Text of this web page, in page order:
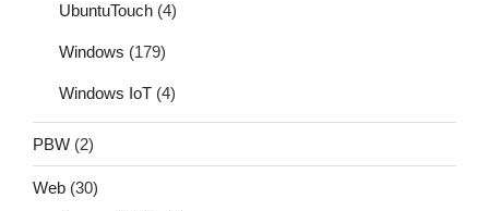
UbuntuTouch (4)
Windows (179)
Windows IoT (4)
PBW (2)
Web (30)